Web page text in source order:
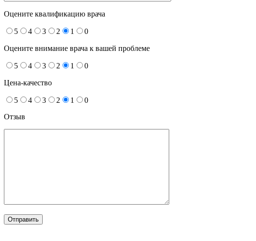
Оцените квалификацию врача
5 4 3 2 1 0
Оцените внимание врача к вашей проблеме
5 4 3 2 1 0
Цена-качество
5 4 3 2 1
0
Отзыв